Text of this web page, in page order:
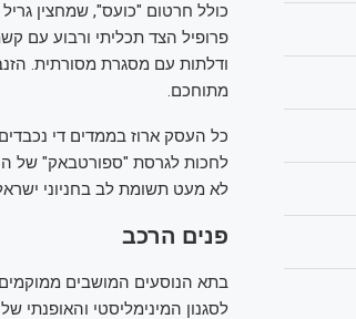
כולל חרטום "כועס", שמחצין
פרופיל הצד תכליתי ורבוע עם
ודלתות עם מסגרת מסורתית.
מתוחכם.
לא מעט תשומת לב בחניוני
פנים הרכב
בתא הנוסעים המושבים